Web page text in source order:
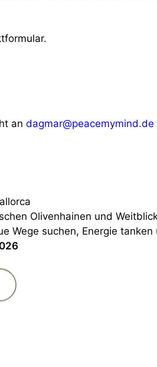
an dagmar@peacemymind.de
Olivenhainen und
Wege suchen, Energie